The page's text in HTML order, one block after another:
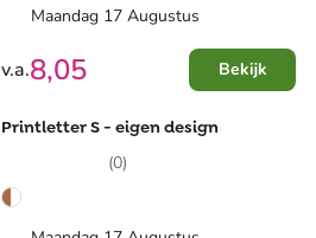
Maandag 17 Augustus
v.a.8,05 Bekijk
Printletter S - eigen design
(0)